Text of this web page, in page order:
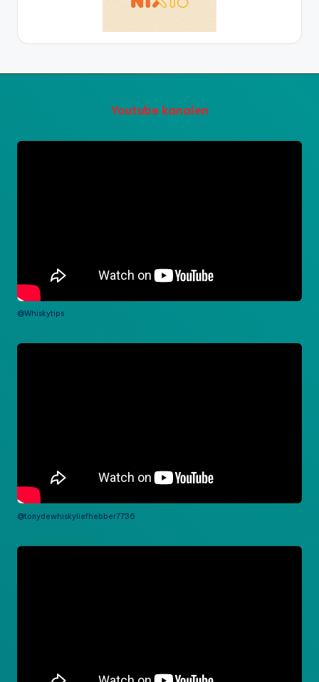
Youtube kanalen
@Whiskytips
@tonydewhiskyliefhebber7736